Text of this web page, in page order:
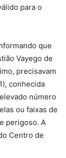
para o
que
Vayego de
precisavam
conhecida
número
ou faixas de
perigoso. A
Centro de